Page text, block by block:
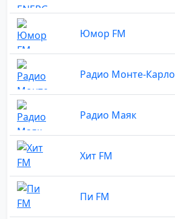
Юмор FM
Радио Монте-Карло
Радио Маяк
Хит FM
Пи FM